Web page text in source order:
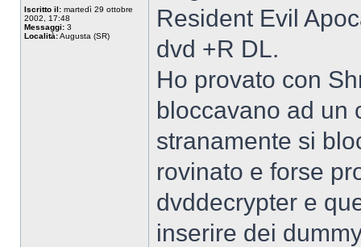
Iscritto il: martedì 29 ottobre
2002, 17:48
Messaggi: 3
Località:Augusta (SR)
Resident Evil
dvd +R DL.
Ho provato con
bloccavano ad un
stranamente si
rovinato e forse
dvddecrypter e
inserire dei